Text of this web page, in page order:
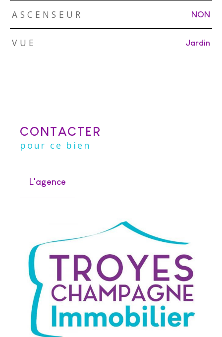
ASCENSEUR NON
VUE Jardin
CONTACTER
pour ce bien
L'agence